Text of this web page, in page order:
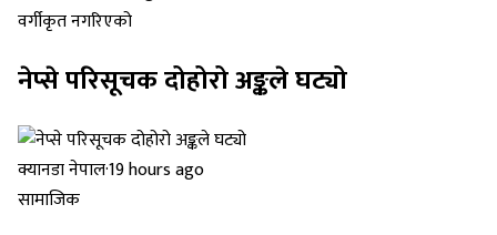
वर्गीकृत नगरिएको
नेप्से परिसूचक दोहोरो अङ्कले घट्यो
क्यानडा नेपाल·19 hours ago
सामाजिक